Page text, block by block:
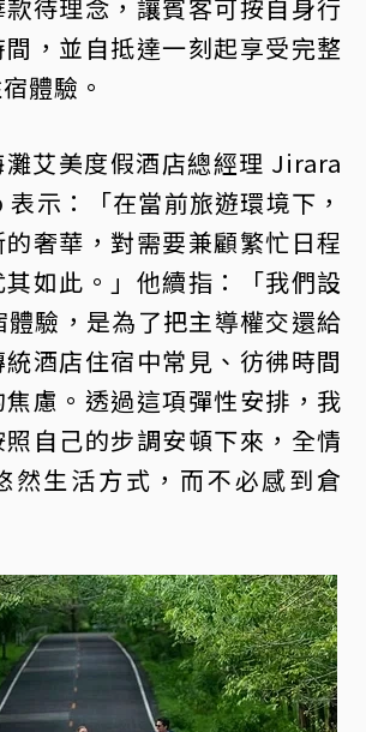
待理念，讓賓客可按自身行
，並自抵達一刻起享受完整
體驗。
艾美度假酒店總經理 Jirara
示：「在當前旅遊環境下，
奢華，對需要兼顧繁忙日程
如此。」他續指：「我們設
驗，是為了把主導權交還給
酒店住宿中常見、彷彿時間
慮。透過這項彈性安排，我
自己的步調安頓下來，全情
然生活方式，而不必感到倉